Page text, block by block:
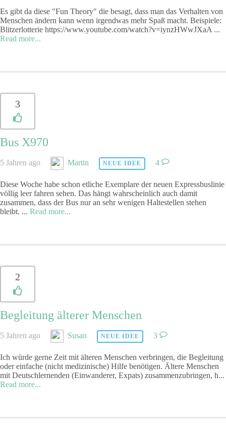
Es gibt da diese "Fun Theory" die besagt, dass man das Verhalten von
Menschen ändern kann wenn irgendwas mehr Spaß macht. Beispiele:
Blitzerlotterie https://www.youtube.com/watch?v=iynzHWwJXaA ...
Read more...
3
Bus X970
5 Jahren ago Martin NEUE IDEE 4
Diese Woche habe schon etliche Exemplare der neuen Expressbuslinie
völlig leer fahren sehen. Das hängt wahrscheinlich auch damit
zusammen, dass der Bus nur an sehr wenigen Haltestellen stehen
bleibt. ... Read more...
2
Begleitung älterer Menschen
5 Jahren ago Susan NEUE IDEE 3
Ich würde gerne Zeit mit älteren Menschen verbringen, die Begleitung
oder einfache (nicht medizinische) Hilfe benötigen. Ältere Menschen
mit Deutschlernenden (Einwanderer, Expats) zusammenzubringen, h...
Read more...